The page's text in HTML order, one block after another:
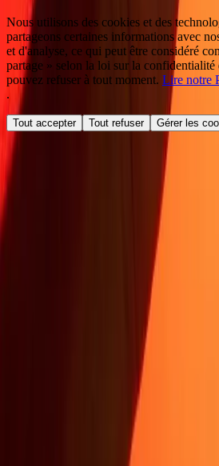
Nous utilisons des cookies et des
partageons certaines informations avec
et d'analyse, ce qui peut être considéré
partage » selon la loi sur la confidentialité
pouvez refuser à tout moment. Lire notre
.
Tout accepter Tout refuser Gérer les